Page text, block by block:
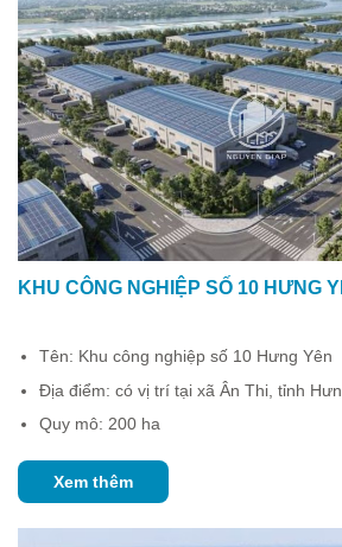
KHU CÔNG NGHIỆP SỐ 10 HƯNG
Tên: Khu công nghiệp số 10 Hưng Yên
Địa điểm: có vị trí tại xã Ân Thi, tỉnh
Quy mô: 200 ha
Xem thêm